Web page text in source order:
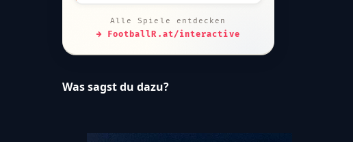
Alle Spiele entdecken
→ FootballR.at/interactive
Was sagst du dazu?